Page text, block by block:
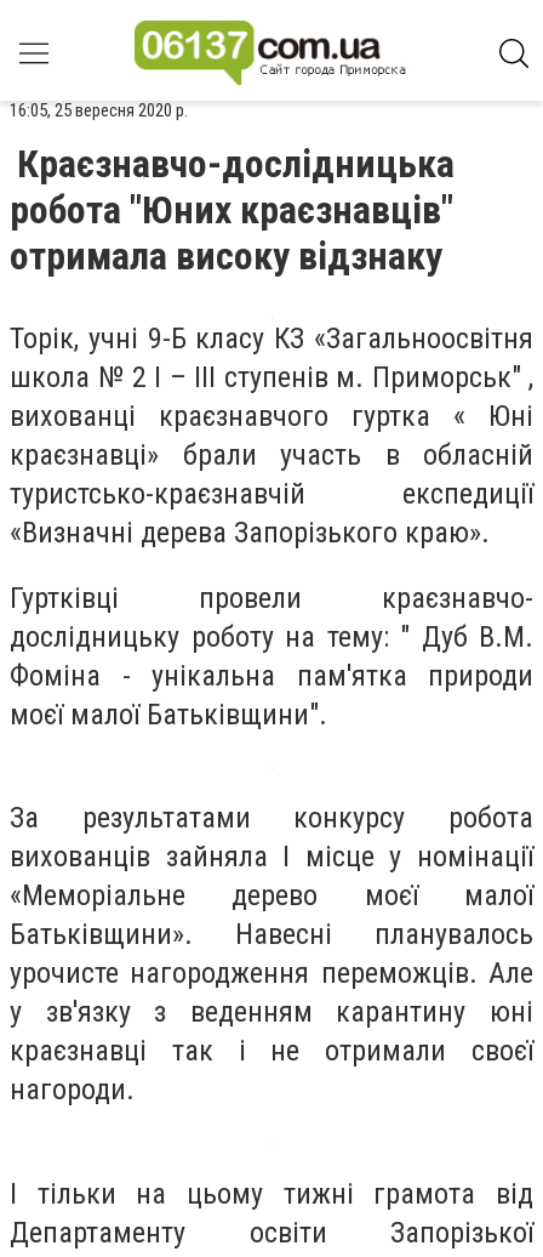
16:05, 25 вересня 2020 р.
Краєзнавчо-дослідницька
робота "Юних краєзнавців"
отримала високу відзнаку
Торік, учні 9-Б класу КЗ «Загальноосвітня
школа № 2 І – ІІІ ступенів м. Приморськ" ,
вихованці краєзнавчого гуртка « Юні
краєзнавці» брали участь в обласній
туристсько-краєзнавчій експедиції
«Визначні дерева Запорізького краю».
Гуртківці провели краєзнавчо-
дослідницьку роботу на тему: " Дуб В.М.
Фоміна - унікальна пам'ятка природи
моєї малої Батьківщини".
За результатами конкурсу робота
вихованців зайняла І місце у номінації
«Меморіальне дерево моєї малої
Батьківщини». Навесні планувалось
урочисте нагородження переможців. Але
у зв'язку з веденням карантину юні
краєзнавці так і не отримали своєї
нагороди.
І тільки на цьому тижні грамота від
Департаменту освіти Запорізької